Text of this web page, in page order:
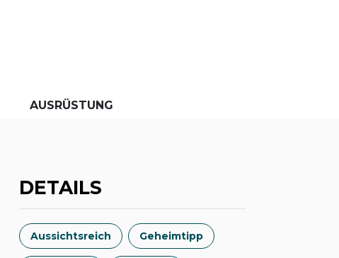
AUSRÜSTUNG
DETAILS
Aussichtsreich Geheimtipp